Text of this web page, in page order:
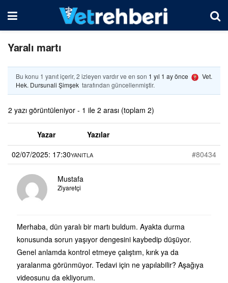
Yaralı martı
Bu konu 1 yanıt içerir, 2 izleyen vardır ve en son 1 yıl 1 ay önce
Vet.
Hek. Dursunali Şimşek tarafından güncellenmiştir.
2 yazı görüntüleniyor - 1 ile 2 arası (toplam 2)
Yazar
Yazılar
02/07/2025: 17:30
#80434
YANITLA
Mustafa
Ziyaretçi
Merhaba, dün yaralı bir martı buldum. Ayakta durma
konusunda sorun yaşıyor dengesini kaybedip düşüyor.
Genel anlamda kontrol etmeye çalıştım, kırık ya da
yaralanma görünmüyor. Tedavi için ne yapılabilir? Aşağıya
videosunu da ekliyorum.